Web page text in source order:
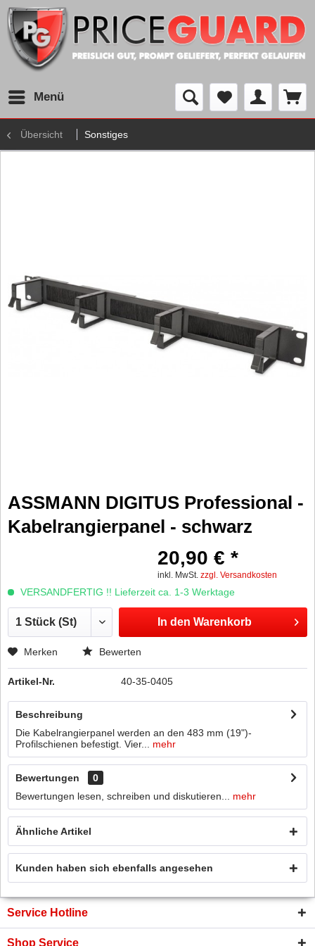
Menü
Übersicht Sonstiges
ASSMANN DIGITUS Professional -
Kabelrangierpanel - schwarz
20,90 € *
inkl. MwSt. zzgl. Versandkosten
VERSANDFERTIG !! Lieferzeit ca. 1-3 Werktage
In den Warenkorb
Merken Bewerten
Artikel-Nr. 40-35-0405
Beschreibung
Die Kabelrangierpanel werden an den 483 mm (19")-
Profilschienen befestigt. Vier...
mehr
Bewertungen
0
Bewertungen lesen, schreiben und diskutieren...
mehr
Ähnliche Artikel
Kunden haben sich ebenfalls angesehen
Service Hotline
Shop Service